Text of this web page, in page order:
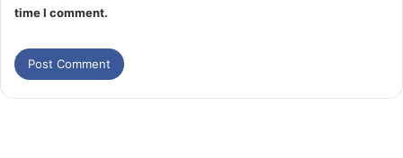
time I comment.